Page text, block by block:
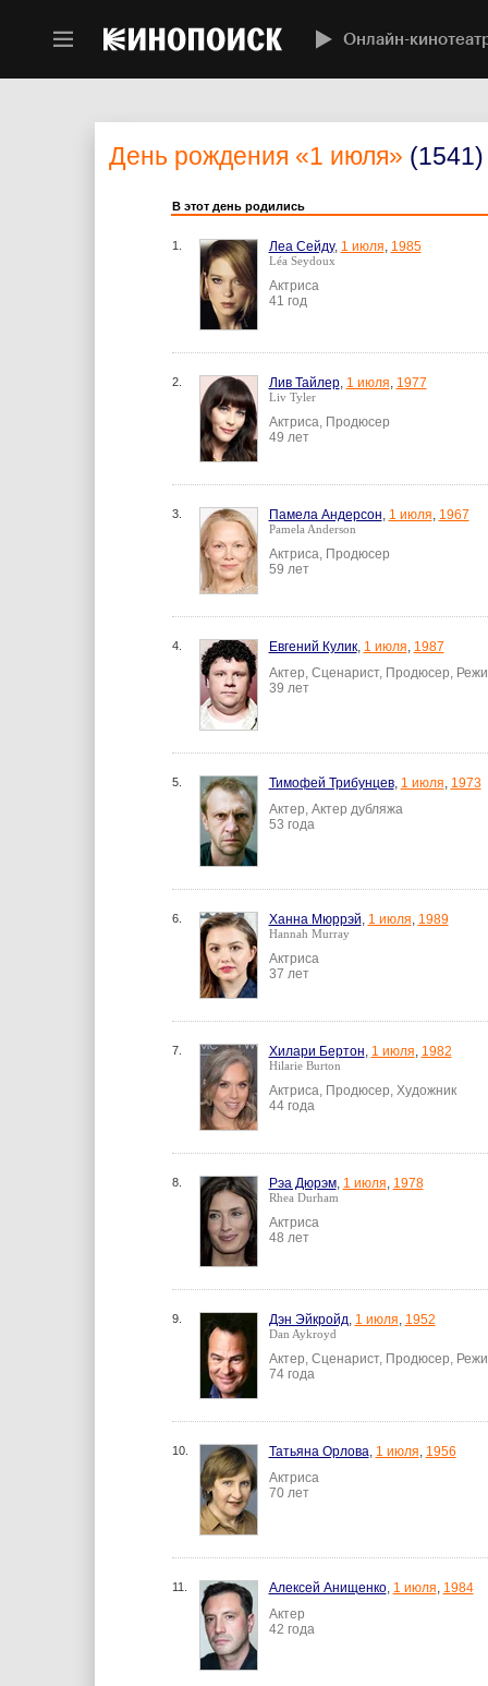
Онлайн-
День рождения «1 июля» (1541)
В этот день родились
1. Леа Сейду, 1 июля, 1985
Léa Seydoux
Актриса
41 год
2. Лив Тайлер, 1 июля, 1977
Liv Tyler
Актриса, Продюсер
49 лет
3. Памела Андерсон, 1 июля, 1967
Pamela Anderson
Актриса, Продюсер
59 лет
4. Евгений Кулик, 1 июля, 1987
Актер, Сценарист, Продюсер,
39 лет
5. Тимофей Трибунцев, 1 июля, 1973
Актер, Актер дубляжа
53 года
6. Ханна Мюррэй, 1 июля, 1989
Hannah Murray
Актриса
37 лет
7. Хилари Бертон, 1 июля, 1982
Hilarie Burton
Актриса, Продюсер, Художник
44 года
8. Рэа Дюрэм, 1 июля, 1978
Rhea Durham
Актриса
48 лет
9. Дэн Эйкройд, 1 июля, 1952
Dan Aykroyd
Актер, Сценарист, Продюсер,
74 года
10. Татьяна Орлова, 1 июля, 1956
Актриса
70 лет
11. Алексей Анищенко, 1 июля, 1984
Актер
42 года